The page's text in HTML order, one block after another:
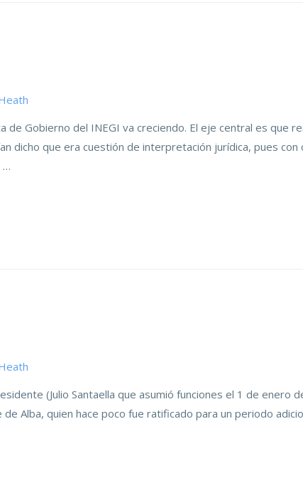
de Gobierno del INEGI va creciendo. El eje central es que
dicho que era cuestión de interpretación jurídica, pues con
…
(Julio Santaella que asumió funciones el 1 de enero
Alba, quien hace poco fue ratificado para un periodo